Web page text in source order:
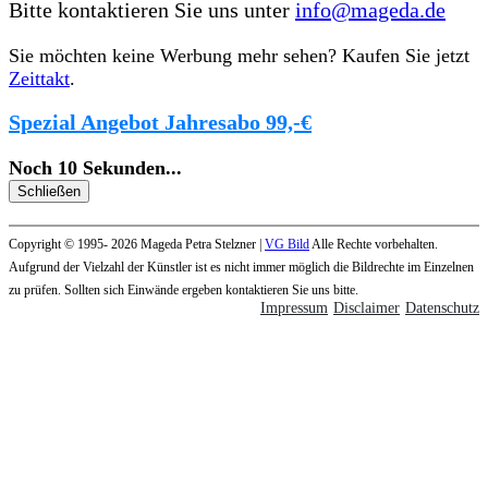
Bitte kontaktieren Sie uns unter info@mageda.de
Sie möchten keine Werbung mehr sehen? Kaufen Sie jetzt
Zeittakt.
Spezial Angebot Jahresabo 99,-€
Noch 10 Sekunden...
Schließen
Copyright © 1995- 2026 Mageda Petra Stelzner | VG Bild Alle Rechte vorbehalten.
Aufgrund der Vielzahl der Künstler ist es nicht immer möglich die Bildrechte im Einzelnen
zu prüfen. Sollten sich Einwände ergeben kontaktieren Sie uns bitte.
Datenschutz
Disclaimer
Impressum